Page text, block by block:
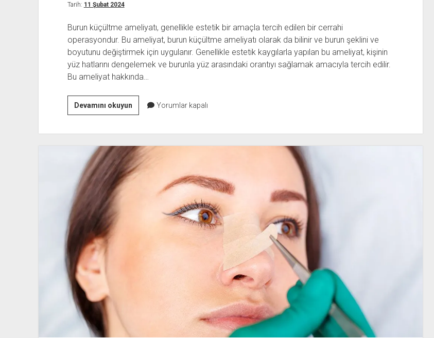
Tarih: 11 Şubat 2024
Burun küçültme ameliyatı, genellikle estetik bir amaçla tercih edilen bir cerrahi
operasyondur. Bu ameliyat, burun küçültme ameliyatı olarak da bilinir ve burun şeklini ve
boyutunu değiştirmek için uygulanır. Genellikle estetik kaygılarla yapılan bu ameliyat, kişinin
yüz hatlarını dengelemek ve burunla yüz arasındaki orantıyı sağlamak amacıyla tercih edilir.
Bu ameliyat hakkında…
Devamını okuyunBurun
Küçültme
Bilinmesi
Gerekenler
Yorumlar kapalı